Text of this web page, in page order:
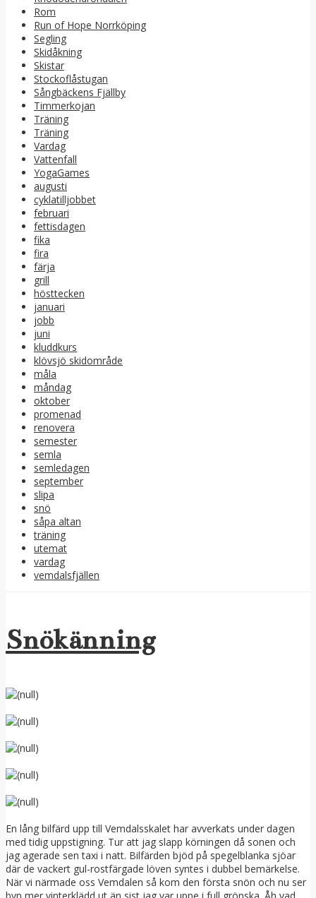
Rom
Run of Hope Norrköping
Segling
Skidåkning
Skistar
Stockoflåstugan
Sångbäckens Fjällby
Timmerkojan
Träning
Träning
Vardag
Vattenfall
YogaGames
augusti
cyklatilljobbet
februari
fettisdagen
fika
fira
färja
grill
hösttecken
januari
jobb
juni
kluddkurs
klövsjö skidområde
måla
måndag
oktober
promenad
renovera
semester
semla
semledagen
september
slipa
snö
såpa altan
träning
utemat
vardag
vemdalsfjällen
Snökänning
En lång bilfärd upp till Vemdalsskalet har avverkats under dagen
med tidig uppstigning. Tur att jag slapp körningen då sonen och
jag agerade sen taxi i natt. Bilfärden bjöd på spegelblanka sjöar
där de vackert gul-rostfärgade löven syntes i dubbel bemärkelse.
När vi närmade oss Vemdalen så kom den första snön och nu ser